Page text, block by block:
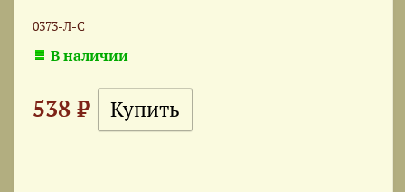
0373-Л-С
В наличии
538 ₽